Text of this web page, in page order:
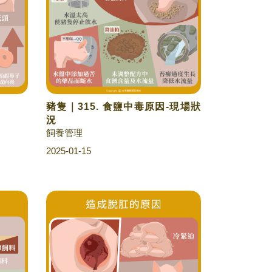
豬隻｜315. 食鹽中毒原因-現場狀
況
飼養管理
2025-01-15